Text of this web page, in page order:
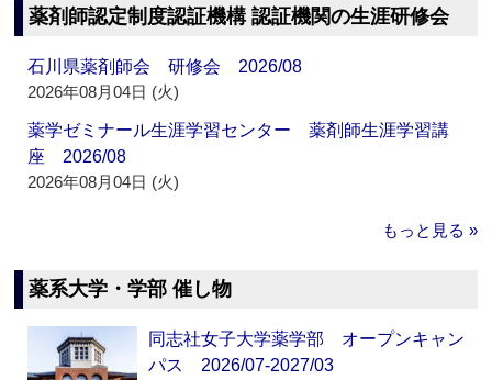
薬剤師認定制度認証機構 認証機関の生涯研修会
石川県薬剤師会 研修会 2026/08
2026年08月04日 (火)
薬学ゼミナール生涯学習センター 薬剤師生涯学習講
座 2026/08
2026年08月04日 (火)
もっと見る »
薬系大学・学部 催し物
同志社女子大学薬学部 オープンキャン
パス 2026/07-2027/03